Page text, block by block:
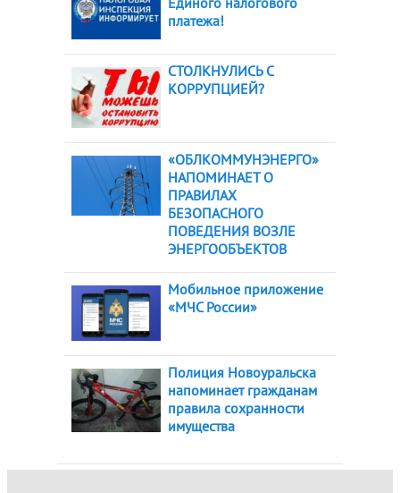
платежа!
СТОЛКНУЛИСЬ С
КОРРУПЦИЕЙ?
«ОБЛКОММУНЭНЕРГО»
НАПОМИНАЕТ О
ПРАВИЛАХ
БЕЗОПАСНОГО
ПОВЕДЕНИЯ ВОЗЛЕ
ЭНЕРГООБЪЕКТОВ
Мобильное приложение
«МЧС России»
Полиция Новоуральска
напоминает гражданам
правила сохранности
имущества